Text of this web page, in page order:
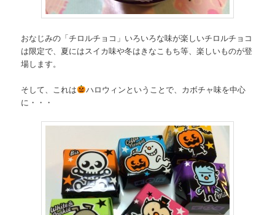
おなじみの「チロルチョコ」いろいろな味が楽しいチロルチョコ
は限定で、夏にはスイカ味や冬はきなこもち等、楽しいものが登
場します。
そして、これは
ハロウィンということで、カボチャ味を中心
に・・・